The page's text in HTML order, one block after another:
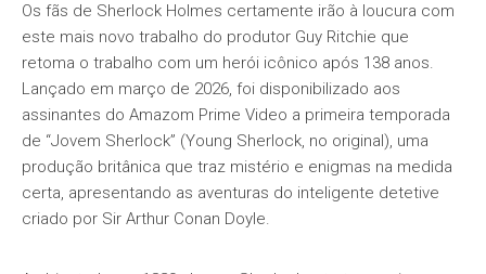
Os fãs de Sherlock Holmes certamente irão à loucura com
este mais novo trabalho do produtor Guy Ritchie que
retoma o trabalho com um herói icônico após 138 anos.
Lançado em março de 2026, foi disponibilizado aos
assinantes do Amazom Prime Video a primeira temporada
de “Jovem Sherlock” (Young Sherlock, no original), uma
produção britânica que traz mistério e enigmas na medida
certa, apresentando as aventuras do inteligente detetive
criado por Sir Arthur Conan Doyle.